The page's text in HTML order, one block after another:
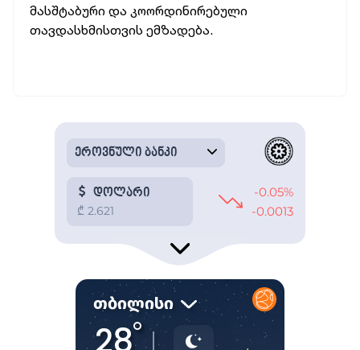
მასშტაბური და კოორდინირებული
თავდასხმისთვის ემზადება.